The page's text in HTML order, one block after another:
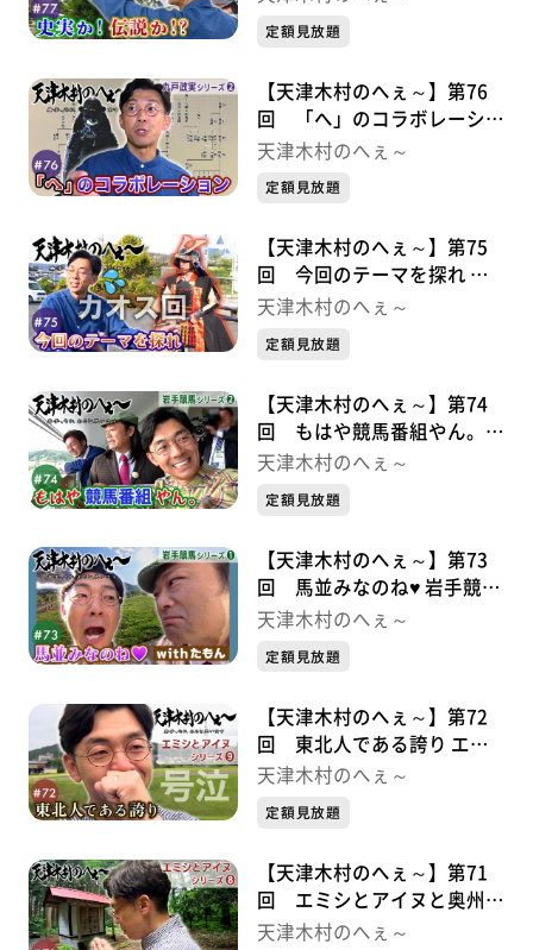
定額見放題
【天津木村のへぇ～】第76
回 「へ」のコラボレーショ
ン 九戸政実シリーズ②
天津木村のへぇ～
定額見放題
【天津木村のへぇ～】第75
回 今回のテーマを探れ 九
戸政実シリーズ➀
天津木村のへぇ～
定額見放題
【天津木村のへぇ～】第74
回 もはや競馬番組やん。
岩手競馬シリーズ②
天津木村のへぇ～
定額見放題
【天津木村のへぇ～】第73
回 馬並みなのね♥ 岩手競馬
シリーズ➀
天津木村のへぇ～
定額見放題
【天津木村のへぇ～】第72
回 東北人である誇り エミ
シとアイヌシリーズ⑨
天津木村のへぇ～
定額見放題
【天津木村のへぇ～】第71
回 エミシとアイヌと奥州藤
原氏 エミシとアイヌシリー
天津木村のへぇ～